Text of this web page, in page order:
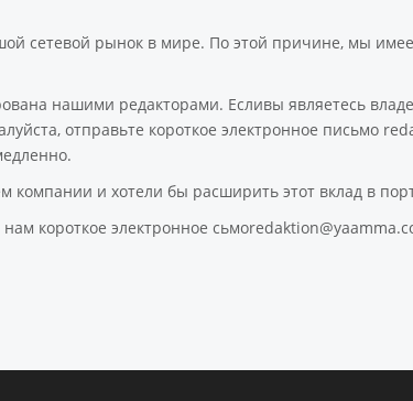
сетевой рынок в мире. По этой причине, мы
нашими редакторами. Есливы являетесь
отправьте короткое электронное письмо
компании и хотели бы расширить этот вклад в
короткое электронное